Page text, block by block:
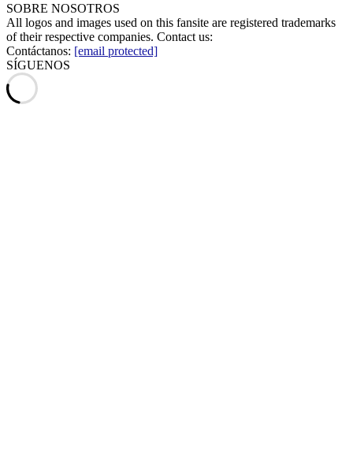
SOBRE NOSOTROS
All logos and images used on this fansite are registered trademarks
of their respective companies. Contact us:
Contáctanos: [email protected]
SÍGUENOS